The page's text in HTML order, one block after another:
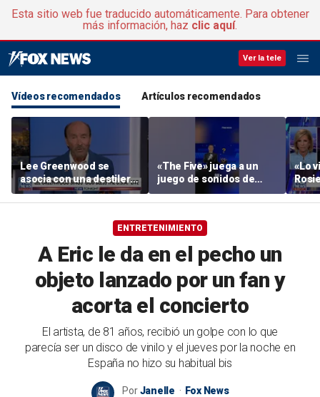
Esta sitio web fue traducido automáticamente. Para obtener
más información, haz clic aquí.
Ver la tele
Vídeos recomendados Artículos recomendados
Lee Greenwood se
asocia con una destilería
regentada por veteranos
«The Five» juega a un
juego de sonidos de
animales
«Lo
su
ENTRETENIMIENTO
A Eric le da en el pecho un
objeto lanzado por un fan y
acorta el concierto
El artista, de 81 años, recibió un golpe con lo que
parecía ser un disco de vinilo y el jueves por la noche en
España no hizo su habitual bis
PorJanelle Fox News